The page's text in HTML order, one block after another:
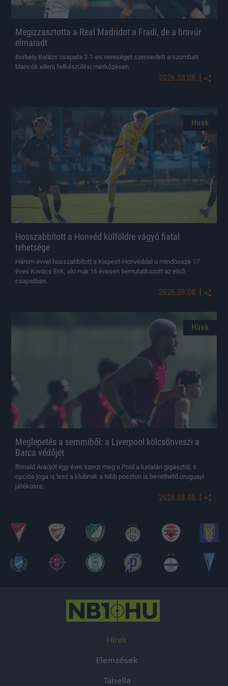
Megizzasztotta a Real Madridot a Fradi, de a bravúr
elmaradt
Borbély Balázs csapata 2-1-es vereséget szenvedett a szombati
blancók elleni felkészülési mérkőzésen.
2026.08.08. |
Hírek
Hosszabbított a Honvéd külföldre vágyó fiatal
tehetsége
Három évvel hosszabbított a Kispest-Honvéddal a mindössze 17
éves Kovács Erik, aki már 16 évesen bemutatkozott az első
csapatban.
2026.08.08. |
Hírek
Meglepetés a semmiből: a Liverpool kölcsönveszi a
Barca védőjét
Ronald Araújót egy évre szerzi meg a Pool a katalán gigásztól, s
opciós joga is lesz a klubnak a több poszton is bevethető uruguayi
játékosra.
2026.08.08. |
Hírek
Elemzések
Tabella